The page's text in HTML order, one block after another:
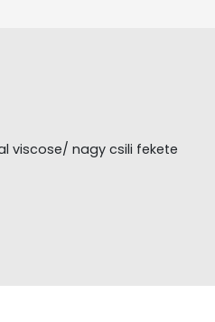
viscose/ nagy csili fekete